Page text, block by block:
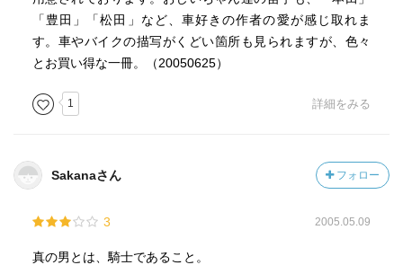
「豊田」「松田」など、車好きの作者の愛が感じ取れま
す。車やバイクの描写がくどい箇所も見られますが、色々
とお買い得な一冊。（20050625）
1 詳細をみる
Sakanaさん フォロー
3 2005.05.09
真の男とは、騎士であること。